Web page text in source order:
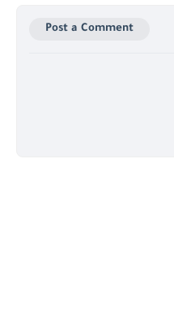
Post a Comment